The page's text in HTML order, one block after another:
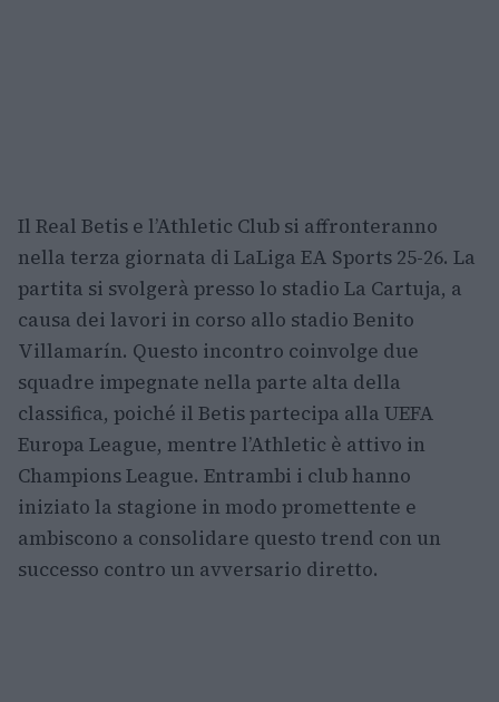
Il Real Betis e l’Athletic Club si affronteranno
nella terza giornata di LaLiga EA Sports 25-26. La
partita si svolgerà presso lo stadio La Cartuja, a
causa dei lavori in corso allo stadio Benito
Villamarín. Questo incontro coinvolge due
squadre impegnate nella parte alta della
classifica, poiché il Betis partecipa alla UEFA
Europa League, mentre l’Athletic è attivo in
Champions League. Entrambi i club hanno
iniziato la stagione in modo promettente e
ambiscono a consolidare questo trend con un
successo contro un avversario diretto.